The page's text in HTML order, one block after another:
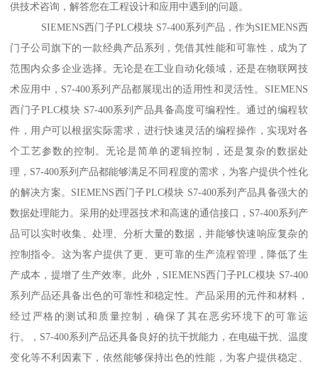
供技术咨询，解答您在工程设计和应用中遇到的问题。
SIEMENS西门子PLC模块 S7-400系列产品，作为SIEMENS西
门子公司旗下的一款经典产品系列，凭借其性能和可靠性，成为了
范围内众多企业选择。无论是在工业自动化领域，还是在物联网技
术应用中，S7-400系列产品都展现出的适用性和灵活性。SIEMENS
西门子PLC模块 S7-400系列产品具备高度可编程性。通过的编程软
件，用户可以根据实际需求，进行快速灵活的编程操作，实现对各
个工艺参数的控制。无论是简单的逻辑控制，还是复杂的数据处
理，S7-400系列产品都能够满足不同程度的需求，为客户提供个性化
的解决方案。SIEMENS西门子PLC模块 S7-400系列产品具备强大的
数据处理能力。采用的处理器技术和高速的通信接口，S7-400系列产
品可以实时收集、处理、分析大量的数据，并能够快速响应复杂的
控制指令。这为客户提供了更、更可靠的生产流程管理，降低了生
产成本，提增了生产效率。此外，SIEMENS西门子PLC模块 S7-400
系列产品还具备出色的可靠性和稳定性。产品采用的元件和材料，
经过严格的测试和质量控制，确保了其在恶劣环境下的可靠运
行。，S7-400系列产品还具备良好的抗干扰能力，在电磁干扰、温度
变化等不利因素下，依然能够保持出色的性能，为客户提供稳定、